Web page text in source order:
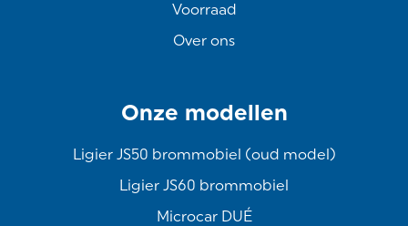
Voorraad
Over ons
Onze modellen
Ligier JS50 brommobiel (oud model)
Ligier JS60 brommobiel
Microcar DUÉ